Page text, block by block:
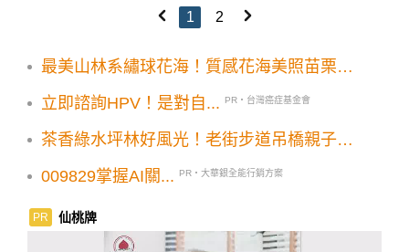
1 2
最美山林系繡球花海！質感花海美照苗栗雙
立即諮詢HPV！是對自...
PR・台灣癌症基金會
茶香綠水坪林好風光！老街步道吊橋親子小
009829掌握AI關...
PR・大華銀全能行銷方案
PR 仙桃牌